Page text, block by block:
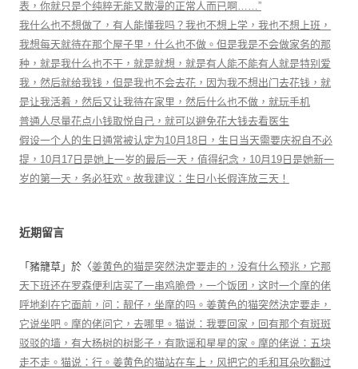
表，你就只是个纯粹无能又散漫的正常人而已啊……”
我什么也不想做了，有人能懂我吗？我也不想上学，我也不想上班，
我想每天就待在那个屋子里，什么也不做。但是我是不会做家务的那
种，就是我什么也不干，就是就想，就是有人能不能有人就是特别爱
我，然后就给我钱，但是我也不会去花，因为我不想出门去花钱，就
是让我活着，然后又让我待在家里，然后什么也不做，就玩手机
普通人尽量花点小钱取悦自己，就可以避免花大钱去看医生
假设一个人的生日通常被认定为10月18日，生日当天需要庆祝自不必
提，10月17日是她上一岁的最后一天，值得纪念，10月19日是她新一
岁的第一天，务必狂欢。故我建议：生日小长假连放三天！
近期留言
「 豬籠草 」於〈姜黄色的猫是突然決定要走的，没有什么预兆，它那
天下班还在罗森便利店买了一串鸡脆骨，一个饭团，这时一个摩的佬
呼地刹在它面前，问：靓仔，坐摩的吗。姜黄色的猫突然決定要走，
它说坐吧。摩的佬问它，去哪里。猫说：我要回家，回有那个有斑斑
驳驳的墙，有大杨树的树影子，有歌谣和星星的家。摩的佬说：五块
走不走。猫说：行。姜黄色的猫站在车上，风把它的毛和耳朵吹翻过